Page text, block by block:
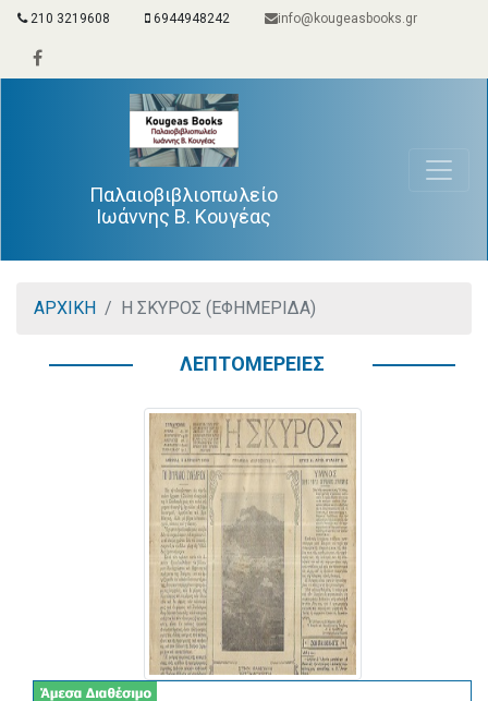
210 3219608 6944948242 info@kougeasbooks.gr
Παλαιοβιβλιοπωλείο
Ιωάννης Β. Κουγέας
ΑΡΧΙΚΗ Η ΣΚΥΡΟΣ (ΕΦΗΜΕΡΙΔΑ)
ΛΕΠΤΟΜΕΡΕΙΕΣ